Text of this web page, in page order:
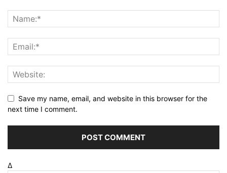
Save my name, email, and website in this browser for the
next time I comment.
Δ